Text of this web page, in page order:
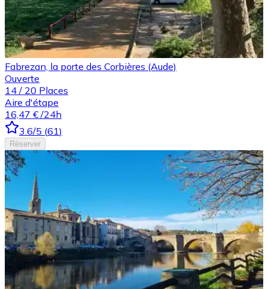
Fabrezan, la porte des Corbières (Aude)
Ouverte
14 / 20 Places
Aire d'étape
16,47 € /24h
3.6/5 (61)
Réserver